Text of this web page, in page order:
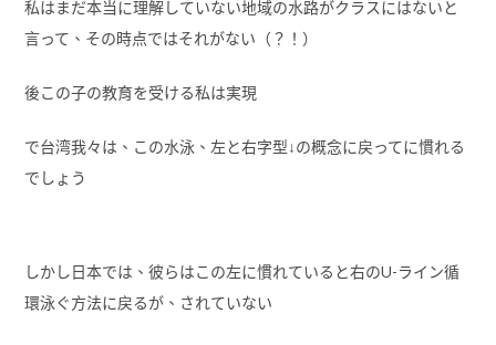
私はまだ本当に理解していない地域の水路がクラスにはないと
言って、その時点ではそれがない（？！）
後この子の教育を受ける私は実現
で台湾我々は、この水泳、左と右字型↓の概念に戻ってに慣れる
でしょう
しかし日本では、彼らはこの左に慣れていると右のU-ライン循
環泳ぐ方法に戻るが、されていない